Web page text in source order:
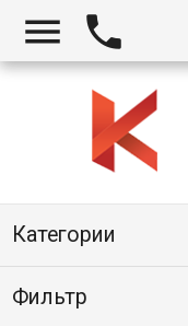
 
Категории
Фильтр